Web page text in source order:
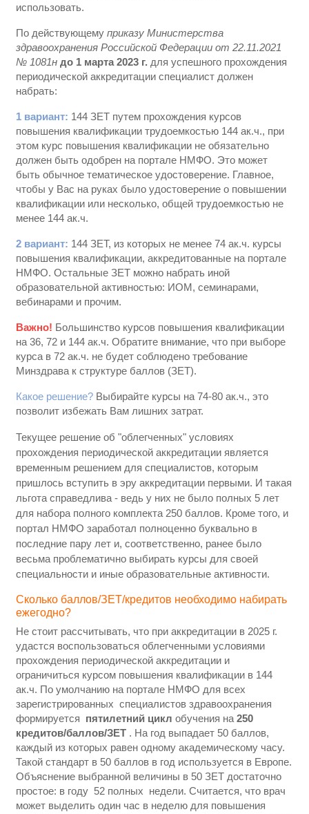
использовать.
По действующему приказу Министерства
здравоохранения Российской Федерации от 22.11.2021
№ 1081н до 1 марта 2023 г. для успешного прохождения
периодической аккредитации специалист должен
набрать:
1 вариант: 144 ЗЕТ путем прохождения курсов
повышения квалификации трудоемкостью 144 ак.ч., при
этом курс повышения квалификации не обязательно
должен быть одобрен на портале НМФО. Это может
быть обычное тематическое удостоверение. Главное,
чтобы у Вас на руках было удостоверение о повышении
квалификации или несколько, общей трудоемкостью не
менее 144 ак.ч.
2 вариант: 144 ЗЕТ, из которых не менее 74 ак.ч. курсы
повышения квалификации, аккредитованные на портале
НМФО. Остальные ЗЕТ можно набрать иной
образовательной активностью: ИОМ, семинарами,
вебинарами и прочим.
Важно! Большинство курсов повышения квалификации
на 36, 72 и 144 ак.ч. Обратите внимание, что при выборе
курса в 72 ак.ч. не будет соблюдено требование
Минздрава к структуре баллов (ЗЕТ).
Какое решение? Выбирайте курсы на 74-80 ак.ч., это
позволит избежать Вам лишних затрат.
Текущее решение об "облегченных" условиях
прохождения периодической аккредитации является
временным решением для специалистов, которым
пришлось вступить в эру аккредитации первыми. И такая
льгота справедлива - ведь у них не было полных 5 лет
для набора полного комплекта 250 баллов. Кроме того, и
портал НМФО заработал полноценно буквально в
последние пару лет и, соответственно, ранее было
весьма проблематично выбирать курсы для своей
специальности и иные образовательные активности.
Сколько баллов/ЗЕТ/кредитов необходимо набирать
ежегодно?
Не стоит рассчитывать, что при аккредитации в 2025 г.
удастся воспользоваться облегченными условиями
прохождения периодической аккредитации и
ограничиться курсом повышения квалификации в 144
ак.ч. По умолчанию на портале НМФО для всех
зарегистрированных специалистов здравоохранения
формируется пятилетний цикл обучения на250
кредитов/баллов/ЗЕТ . На год выпадает 50 баллов,
каждый из которых равен одному академическому часу.
Такой стандарт в 50 баллов в год используется в Европе.
Объяснение выбранной величины в 50 ЗЕТ достаточно
простое: в году 52 полных недели. Считается, что врач
может выделить один час в неделю для повышения